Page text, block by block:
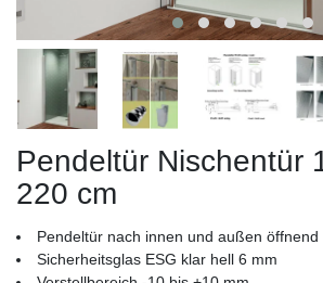
Pendeltür Nischentür
220 cm
Pendeltür nach innen und außen öffnend
Sicherheitsglas ESG klar hell 6 mm